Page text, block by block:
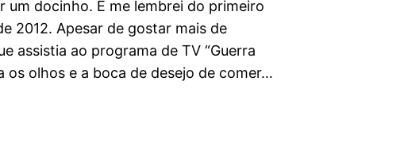
docinho. E me lembrei do primeiro
2012. Apesar de gostar mais de
assistia ao programa de TV “Guerra
os olhos e a boca de desejo de comer…